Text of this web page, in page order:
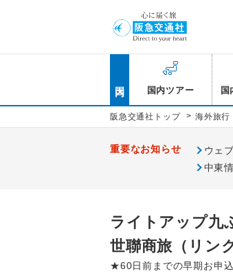
国内ツアー 国
阪急交通社トップ > 海外旅行
重要なお知らせ
ウェ
中東
ライトアップ九
世聯商旅（リン
★60日前までの早期お申